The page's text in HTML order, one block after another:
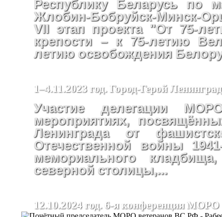
Республику Беларусь по
Жлобин-Бобруйск-Минск-
VII этап проекта "От 75-
крепости – к 75-летию
летию освобождения
1–4.11.2023 год. Город-Герой Ленинград
Участие делегации
мероприятиях,
Ленинграда от
Отечественной войны
мемориального
северной столицы,...
12.10.2024 год. 6-я конференция МОРО